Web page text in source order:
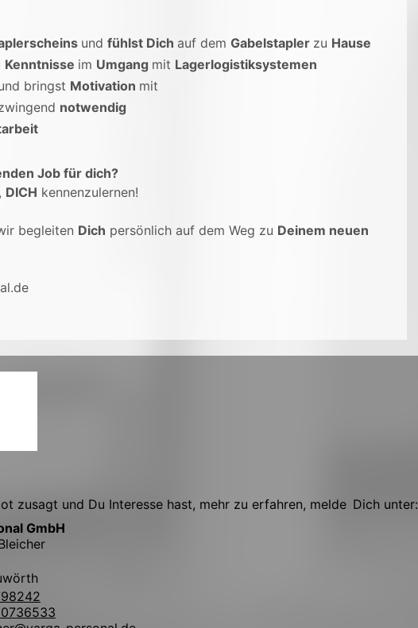
und fühlst Dich auf dem Gabelstapler zu Hause
Kenntnisse im Umgang mit Lagerlogistiksystemen
bringst Motivation mit
notwendig
Job für dich?
DICH kennenzulernen!
begleiten Dich persönlich auf dem Weg zu Deinem neuen
zusagt und Du Interesse hast, mehr zu erfahren, melde Dich unter:
GmbH